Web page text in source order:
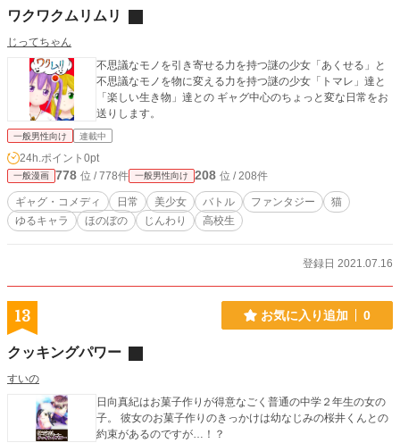
ワクワクムリムリ
じってちゃん
不思議なモノを引き寄せる力を持つ謎の少女「あくせる」と
不思議なモノを物に変える力を持つ謎の少女「トマレ」達と
「楽しい生き物」達との ギャグ中心のちょっと変な日常をお
送りします。
一般男性向け 連載中
24h.ポイント 0pt
一般漫画 778 位 / 778件 一般男性向け 208 位 / 208件
ギャグ・コメディ 日常 美少女 バトル ファンタジー
猫
ゆるキャラ
ほのぼの じんわり 高校生
登録日 2021.07.16
13 お気に入り追加 0
クッキングパワー
すいの
日向真紀はお菓子作りが得意なごく普通の中学２年生の女の
子。 彼女のお菓子作りのきっかけは幼なじみの桜井くんとの
約束があるのですが…！？